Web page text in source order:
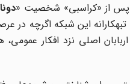
پس از «کراسبی» شخصیت «
تبهکارانه این شبکه اگرچه
اصلی نزد افکار